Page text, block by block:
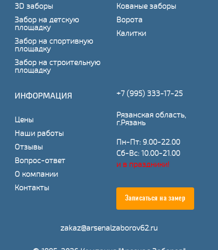
3D заборы
Забор на детскую
площадку
Забор на спортивную
площадку
Забор на строительную
площадку
Кованые заборы
Ворота
Калитки
ИНФОРМАЦИЯ
Цены
Наши работы
Отзывы
Вопрос-ответ
О компании
Контакты
+7 (995) 333-17-25
Рязанская область,
г.Рязань
Пн-Пт: 9.00-22.00
Сб-Вс: 10.00-21.00
и в праздники!
Записаться на замер
zakaz@arsenalzaborov62.ru